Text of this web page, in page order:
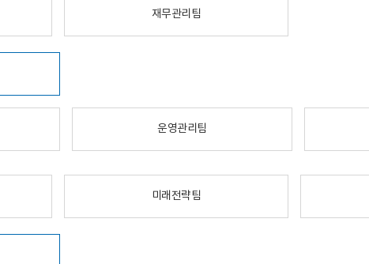
재무관리팀
운영관리팀
미래전략팀